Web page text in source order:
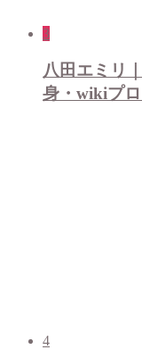
3
八田エミリ
身・wikiプロ
4